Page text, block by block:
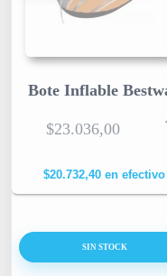
Bote Inflable
$23.036,00
$20.732,40 en efectivo
SIN STOCK